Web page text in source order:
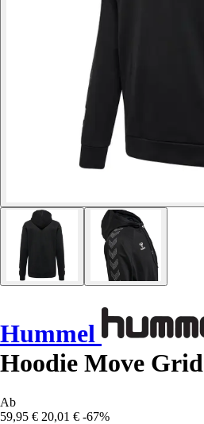
Hummel
Hoodie Move Grid
Ab
59,95 € 20,01 € -67%